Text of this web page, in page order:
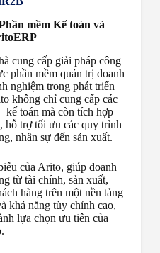
mềm Kế toán và
cung cấp giải pháp công
phần mềm quản trị doanh
nghiệm trong phát triển
không chỉ cung cấp các
kế toán mà còn tích hợp
hỗ trợ tối ưu các quy trình
nhân sự đến sản xuất.
của Arito, giúp doanh
từ tài chính, sản xuất,
hàng trên một nền tảng
khả năng tùy chỉnh cao,
lựa chọn ưu tiên của